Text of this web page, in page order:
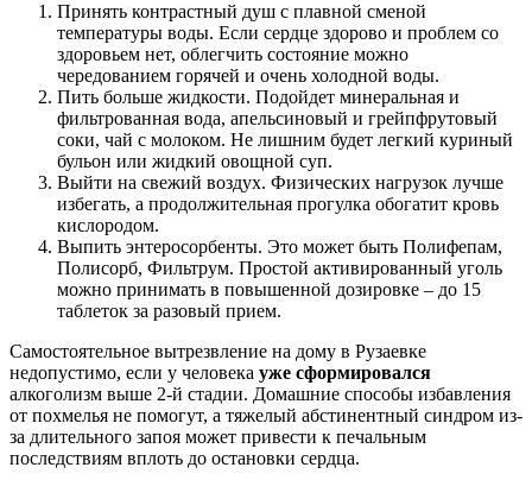
Принять контрастный душ с плавной сменой
температуры воды. Если сердце здорово и проблем со
здоровьем нет, облегчить состояние можно
чередованием горячей и очень холодной воды.
Пить больше жидкости. Подойдет минеральная и
фильтрованная вода, апельсиновый и грейпфрутовый
соки, чай с молоком. Не лишним будет легкий куриный
бульон или жидкий овощной суп.
Выйти на свежий воздух. Физических нагрузок лучше
избегать, а продолжительная прогулка обогатит кровь
кислородом.
Выпить энтеросорбенты. Это может быть Полифепам,
Полисорб, Фильтрум. Простой активированный уголь
можно принимать в повышенной дозировке – до 15
таблеток за разовый прием.
Самостоятельное вытрезвление на дому в Рузаевке
недопустимо, если у человека уже сформировался
алкоголизм выше 2-й стадии. Домашние способы избавления
от похмелья не помогут, а тяжелый абстинентный синдром из-
за длительного запоя может привести к печальным
последствиям вплоть до остановки сердца.